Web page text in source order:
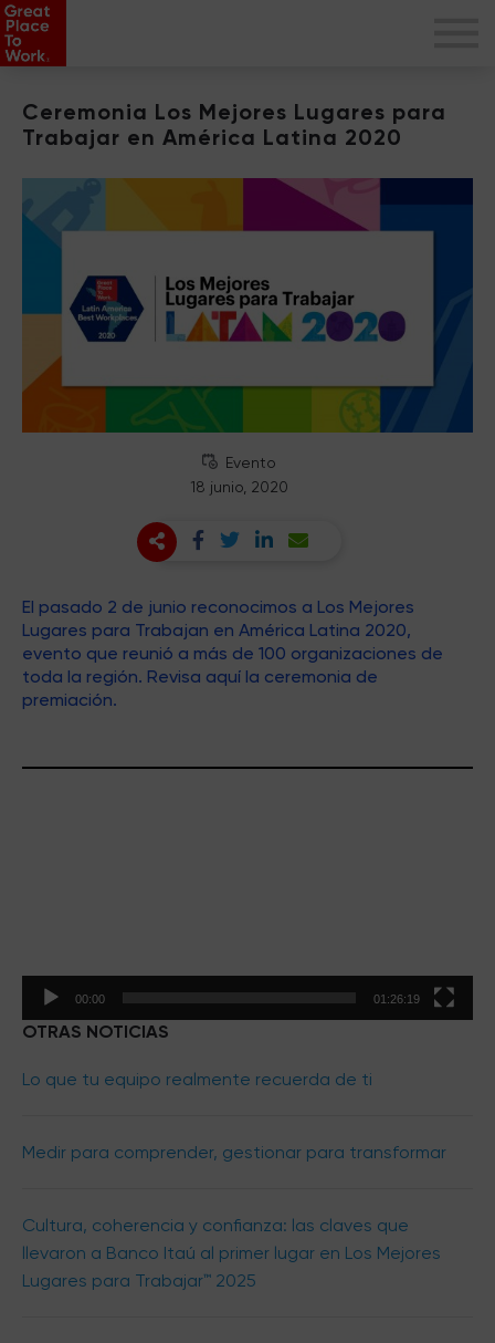
Ceremonia Los Mejores Lugares para
Trabajar en América Latina 2020
Evento
18 junio, 2020
El pasado 2 de junio reconocimos a Los Mejores
Lugares para Trabajan en América Latina 2020,
evento que reunió a más de 100 organizaciones de
toda la región. Revisa aquí la ceremonia de
premiación.
00:00 01:26:19
OTRAS NOTICIAS
Lo que tu equipo realmente recuerda de ti
Medir para comprender, gestionar para transformar
Cultura, coherencia y confianza: las claves que
llevaron a Banco Itaú al primer lugar en Los Mejores
Lugares para Trabajar™ 2025